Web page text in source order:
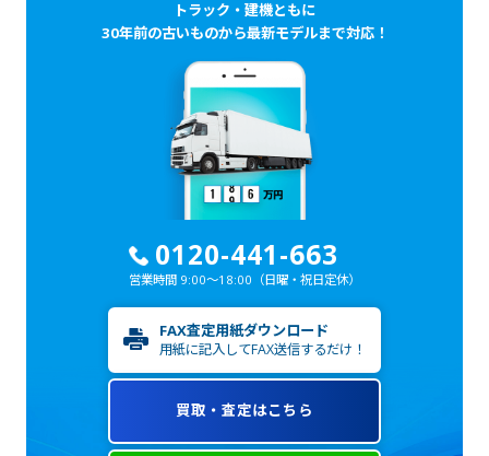
トラック・建機ともに
30年前の古いものから最新モデルまで対応！
0120-441-663
営業時間 9:00～18:00 （日曜・祝日定休）
FAX査定用紙ダウンロード
用紙に記入してFAX送信するだけ！
買取・査定はこちら